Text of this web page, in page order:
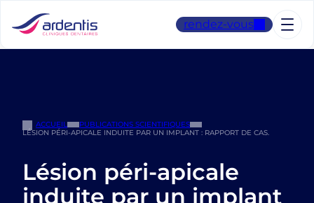
contenu
rendez-vous
ACCUEIL
PUBLICATIONS SCIENTIFIQUES
LÉSION PÉRI-APICALE INDUITE PAR UN IMPLANT : RAPPORT DE CAS.
Lésion péri-apicale
induite par un implant